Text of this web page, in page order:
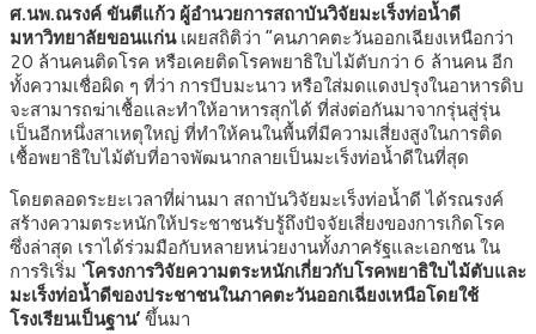
ศ.นพ.ณรงค์ ขันตีแก้ว ผู้อำนวยการสถาบันวิจัยมะเร็งท่อน้ำดี
มหาวิทยาลัยขอนแก่นเผยสถิติว่า “คนภาคตะวันออกเฉียงเหนือกว่า
20 ล้านคนติดโรค หรือเคยติดโรคพยาธิใบไม้ตับกว่า 6 ล้านคน อีก
ทั้งความเชื่อผิด ๆ ที่ว่า การบีบมะนาว หรือใส่มดแดงปรุงในอาหารดิบ
จะสามารถฆ่าเชื้อและทำให้อาหารสุกได้ ที่ส่งต่อกันมาจากรุ่นสู่รุ่น
เป็นอีกหนึ่งสาเหตุใหญ่ ที่ทำให้คนในพื้นที่มีความเสี่ยงสูงในการติด
เชื้อพยาธิใบไม้ตับที่อาจพัฒนากลายเป็นมะเร็งท่อน้ำดีในที่สุด
โดยตลอดระยะเวลาที่ผ่านมา สถาบันวิจัยมะเร็งท่อน้ำดี ได้รณรงค์
สร้างความตระหนักให้ประชาชนรับรู้ถึงปัจจัยเสี่ยงของการเกิดโรค
ซึ่งล่าสุด เราได้ร่วมมือกับหลายหน่วยงานทั้งภาครัฐและเอกชน ใน
การริเริ่ม ‘โครงการวิจัยความตระหนักเกี่ยวกับโรคพยาธิใบไม้ตับและ
มะเร็งท่อน้ำดีของประชาชนในภาคตะวันออกเฉียงเหนือโดยใช้
โรงเรียนเป็นฐาน’ขึ้นมา